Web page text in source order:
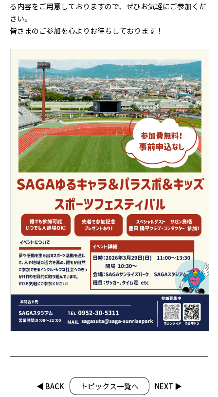
る内容をご用意しておりますので、ぜひお気軽にご参加くだ
さい。
皆さまのご参加を心よりお待ちしております！
◀︎ BACK トピックス一覧へ NEXT ▶︎